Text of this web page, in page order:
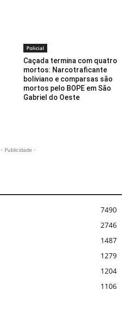
Policial
Caçada termina com quatro
mortos: Narcotraficante
boliviano e comparsas são
mortos pelo BOPE em São
Gabriel do Oeste
- Publicidade -
7490
2746
1487
1279
1204
1106